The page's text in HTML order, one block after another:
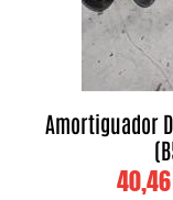
Amortiguador
40,46